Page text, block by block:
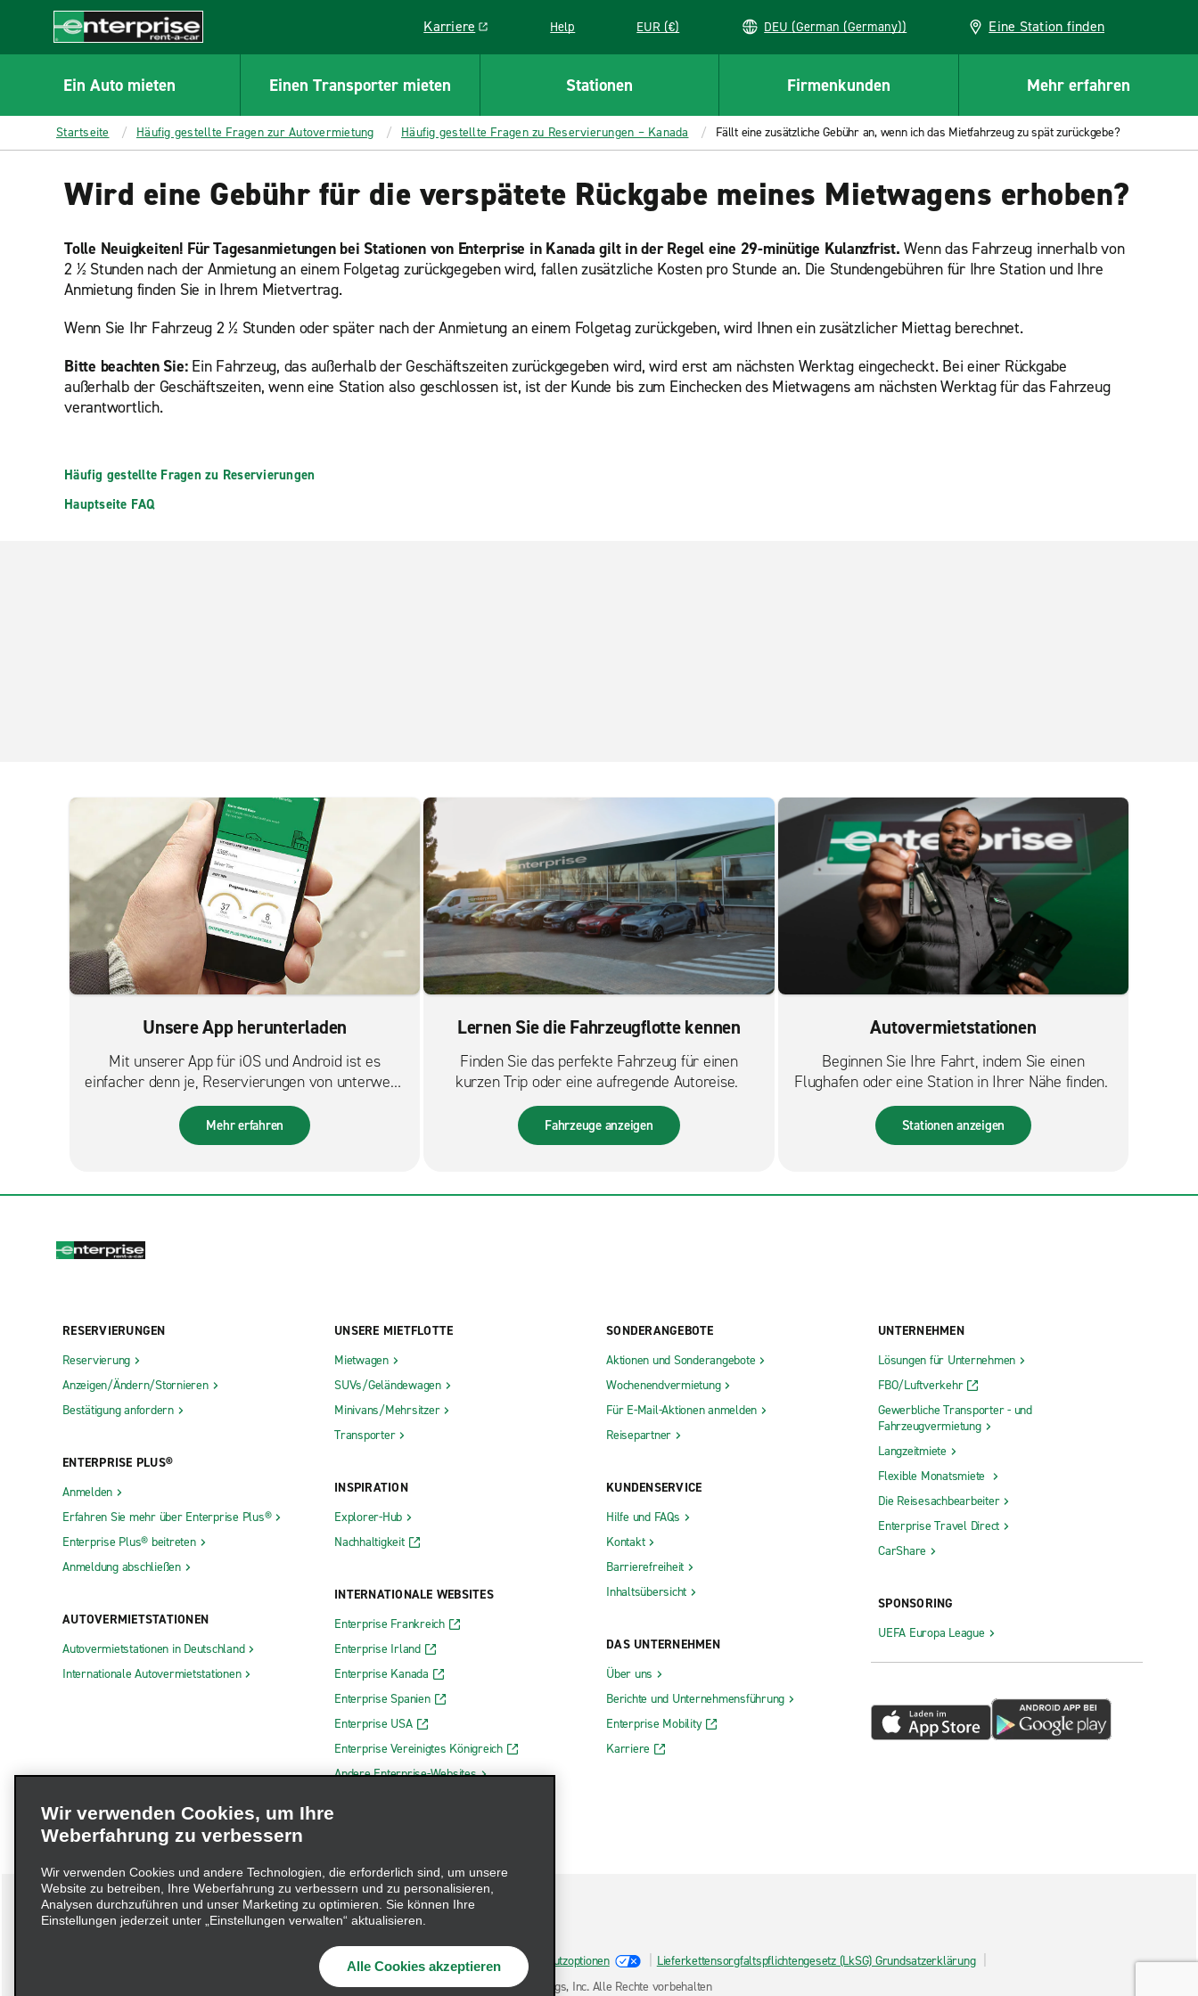
CONTENT
Enterprise
Karriere
Link opens in a new window
Help EUR (€) DEU (German (Germany)) Eine Station finden
Ein Auto mieten Einen Transporter mieten Stationen Firmenkunden Mehr erfahren
Startseite Häufig gestellte Fragen zur Autovermietung Häufig gestellte Fragen zu Reservierungen – Kanada Fällt eine zusätzliche Gebühr an, wenn ich das Mietfahrzeug zu spät zurückgebe?
Wird eine Gebühr für die verspätete Rückgabe meines Mietwagens erhoben?
Tolle Neuigkeiten! Für Tagesanmietungen bei Stationen von Enterprise in Kanada gilt in der Regel eine 29-minütige Kulanzfrist. Wenn das Fahrzeug innerhalb von
2 ½ Stunden nach der Anmietung an einem Folgetag zurückgegeben wird, fallen zusätzliche Kosten pro Stunde an. Die Stundengebühren für Ihre Station und Ihre
Anmietung finden Sie in Ihrem Mietvertrag.
Wenn Sie Ihr Fahrzeug 2 ½ Stunden oder später nach der Anmietung an einem Folgetag zurückgeben, wird Ihnen ein zusätzlicher Miettag berechnet.
Bitte beachten Sie:Ein Fahrzeug, das außerhalb der Geschäftszeiten zurückgegeben wird, wird erst am nächsten Werktag eingecheckt. Bei einer Rückgabe
außerhalb der Geschäftszeiten, wenn eine Station also geschlossen ist, ist der Kunde bis zum Einchecken des Mietwagens am nächsten Werktag für das Fahrzeug
verantwortlich.
Häufig gestellte Fragen zu Reservierungen
Hauptseite FAQ
Unsere App herunterladen
Mit unserer App für iOS und Android ist es
einfacher denn je, Reservierungen von unterwegs
zu verwalten.
Mehr erfahren
Lernen Sie die Fahrzeugflotte kennen
Finden Sie das perfekte Fahrzeug für einen
kurzen Trip oder eine aufregende Autoreise.
Fahrzeuge anzeigen
Autovermietstationen
Beginnen Sie Ihre Fahrt, indem Sie einen
Flughafen oder eine Station in Ihrer Nähe finden.
Stationen anzeigen
RESERVIERUNGEN
Reservierung
Anzeigen/Ändern/Stornieren
Bestätigung anfordern
ENTERPRISE PLUS®
Anmelden
Erfahren Sie mehr über Enterprise Plus®
Enterprise Plus® beitreten
Anmeldung abschließen
AUTOVERMIETSTATIONEN
Autovermietstationen in Deutschland
Internationale Autovermietstationen
UNSERE MIETFLOTTE
Mietwagen
SUVs/Geländewagen
Minivans/Mehrsitzer
Transporter
INSPIRATION
Explorer-Hub
Nachhaltigkeit
INTERNATIONALE WEBSITES
Enterprise Frankreich
Enterprise Irland
Enterprise Kanada
Enterprise Spanien
Enterprise USA
Enterprise Vereinigtes Königreich
Andere Enterprise-Websites
SONDERANGEBOTE
Aktionen und Sonderangebote
Wochenendvermietung
Für E-Mail-Aktionen anmelden
Reisepartner
KUNDENSERVICE
Hilfe und FAQs
Kontakt
Barrierefreiheit
Inhaltsübersicht
DAS UNTERNEHMEN
Über uns
Berichte und Unternehmensführung
Enterprise Mobility
Karriere
UNTERNEHMEN
Lösungen für Unternehmen
FBO/Luftverkehr
Gewerbliche Transporter - und
Fahrzeugvermietung
Langzeitmiete
Flexible Monatsmiete
Die Reisesachbearbeiter
Enterprise Travel Direct
CarShare
SPONSORING
UEFA Europa League
Datenschutzrichtlinie Cookie-Richtlinie Datenschutzoptionen
Lieferkettensorgfaltspflichtengesetz (LkSG) Grundsatzerklärung
Beschwerdeverfahren nach dem Lieferkettensorgfaltspflichtengesetz
© 2026 Enterprise Holdings, Inc. Alle Rechte vorbehalten
Wir verwenden Cookies, um Ihre
Weberfahrung zu verbessern
Wir verwenden Cookies und andere Technologien, die erforderlich sind, um unsere
Website zu betreiben, Ihre Weberfahrung zu verbessern und zu personalisieren,
Analysen durchzuführen und unser Marketing zu optimieren. Sie können Ihre
Einstellungen jederzeit unter „Einstellungen verwalten“ aktualisieren.
Alle Cookies akzeptieren